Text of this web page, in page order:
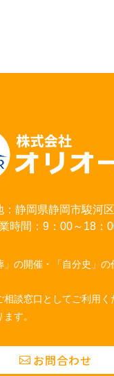
：静岡県静岡市駿河
時間：9：00～18：
」の開催・「自分史」の
相談窓口としてご利用く
す。
お問合わせ